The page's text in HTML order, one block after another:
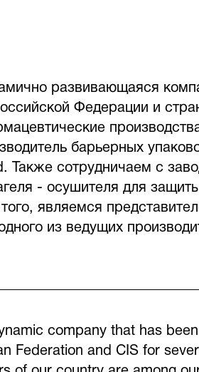
развивающаяся
Федерации и
барьерных
Также сотрудничаем с
- осушителя для
являемся
из ведущих
company that has
Federation and CIS for